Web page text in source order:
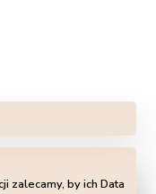
zalecamy, by ich Data